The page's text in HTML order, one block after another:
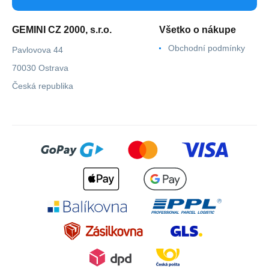
GEMINI CZ 2000, s.r.o.
Pavlovova 44
70030 Ostrava
Česká republika
Všetko o nákupe
Obchodní podmínky